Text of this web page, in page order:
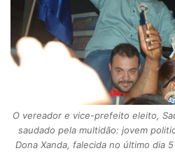
O vereador e vice-prefeito eleito,
saudado pela multidão: jovem
Dona Xanda, falecida no último dia